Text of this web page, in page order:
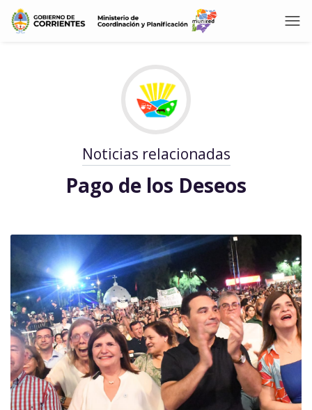
Noticias relacionadas
Pago de los Deseos